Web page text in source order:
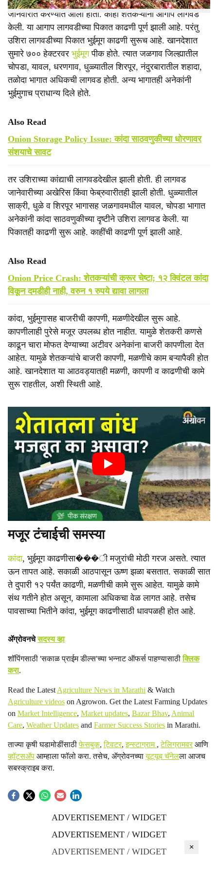
जानेवारीत करण्यात आली होती. काही शेतकऱ्यांनी आगाप लागवड
केली. या आगाप लागवडीच्या पिकात काढणी पूर्ण झाली आहे. परंतु
उशिरा लागवडीच्या पिकात भुईमूग काढणी सुरूच आहे. खानदेशात
सुमारे ७०० हेक्टरवर भुईमूगपीक होते. त्यात जळगाव जिल्ह्यातील
चोपडा, यावल, धरणगाव, धुळ्यातील शिरपूर, नंदुरबारातील शहादा,
तळोदा भागात अधिकची लागवड होती. अन्य भागातही अनेकांनी
भुईमुगाच प्राधान्य दिले होते.
Also Read
Onion Storage Policy Issue: कांदा साठवणुकीच्या धोरणावर
संशयाचे सावट
तर उशिराच्या कांद्याची लागवडदेखील झाली होती. ही लागवड
जानेवारीच्या अखेरिस किंवा फेब्रुवारीतही झाली होती. धुळ्यातील
साक्री, धुळे व शिरपूर भागासह जळगावमधील यावल, चोपडा भागात
अनेकांनी कांदा साठवणुकीच्या दृष्टीने उशिरा लागवड केली. या
पिकातही काढणी सुरू आहे. काहींची काढणी पूर्ण झाली आहे.
Also Read
Onion Price Crash: शेतकऱ्यांची क्रूर चेष्टा; १२ क्विंटल कांदा
विकून दमडीही नाही, वरुन १ रुपये द्यावा लागला
कांदा, भुईमुगासह बाजरीची कापणी, मळणीदेखील सुरू आहे.
कापणीलाही पुरेसे मजूर उपलब्ध होत नाहीत. यामुळे शेतकरी कणसे
काढून चारा मोफत देण्याच्या अटीवर अनेकांना बाजरी कापणीला देत
आहेत. यामुळे शेतकऱ्यांचे बाजरी कापणी, मळणीचे काम बऱ्यापैकी होत
आहे. खानदेशात या आठवड्यातही मळणी, कापणी व काढणीची कामे
सुरू राहतील, अशी स्थिती आहे.
मजूर टंचाईची समस्या
कांदा, भुईमूग काढणीसा���ी मजुरांची मोठी गरज असते. त्यात
ऊन तापत आहे. सकाळी आठपासून ऊष्ण झळा बसतात. सकाळी सात
ते दुपारी १२ पर्यंत काढणी, मळणीची कामे सुरू आहेत. यामुळे कामे
संथ गतीने होत असून, कामाला अधिकचा वेळ लागत आहे. तसेच
पावसाच्या भितीने कांदा, भुईमूग काढणीसाठी धावपळही होत आहे.
ॲग्रोवनचेसदस्य व्हा
शॉपिंगसाठी 'सकाळ प्राईम डील्स'च्या भन्नाट ऑफर्स पाहण्यासाठीक्लिक
करा.
Read the Latest Agriculture News in Marathi & Watch
Agriculture videos on Agrowon. Get the Latest Farming Updates
on Market Intelligence, Market updates, Bazar Bhav, Animal
Care, Weather Updates and Farmer Success Stories in Marathi.
ताज्या कृषी घडामोडींसाठीफेसबुक,ट्विटर,इन्स्टाग्राम ,टेलिग्रामवरआणि
व्हॉट्सॲप आम्हाला फॉलो करा. तसेच, ॲग्रोवनच्यायूट्यूब चॅनेलला आजच
सबस्क्राइब करा.
ADVERTISEMENT / WIDGET
ADVERTISEMENT / WIDGET
ADVERTISEMENT / WIDGET
×